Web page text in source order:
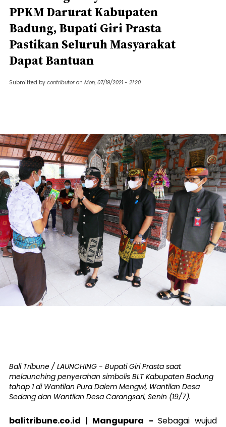
PPKM Darurat Kabupaten
Badung, Bupati Giri Prasta
Pastikan Seluruh Masyarakat
Dapat Bantuan
Submitted by contributor on Mon, 07/19/2021 - 21:20
Bali Tribune / LAUNCHING - Bupati Giri Prasta saat
melaunching penyerahan simbolis BLT Kabupaten Badung
tahap 1 di Wantilan Pura Dalem Mengwi, Wantilan Desa
Sedang dan Wantilan Desa Carangsari, Senin (19/7).
balitribune.co.id | Mangupura - Sebagai wujud